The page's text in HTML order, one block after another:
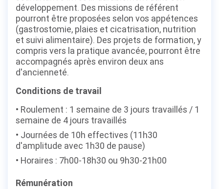
développement. Des missions de référent
pourront être proposées selon vos appétences
(gastrostomie, plaies et cicatrisation, nutrition
et suivi alimentaire). Des projets de formation, y
compris vers la pratique avancée, pourront être
accompagnés après environ deux ans
d'ancienneté.
Conditions de travail
Roulement : 1 semaine de 3 jours travaillés / 1
semaine de 4 jours travaillés
Journées de 10h effectives (11h30
d'amplitude avec 1h30 de pause)
Horaires : 7h00-18h30 ou 9h30-21h00
Rémunération